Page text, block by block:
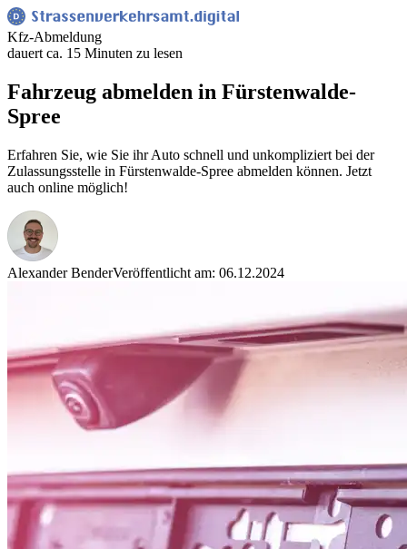
Kfz-Abmeldung
dauert ca. 15 Minuten zu lesen
Fahrzeug abmelden in Fürstenwalde-
Spree
Erfahren Sie, wie Sie ihr Auto schnell und unkompliziert bei der
Zulassungsstelle in Fürstenwalde-Spree abmelden können. Jetzt
auch online möglich!
Alexander BenderVeröffentlicht am: 06.12.2024